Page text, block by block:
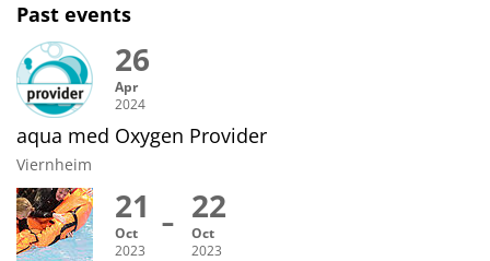
Past events
26
Apr
2024
aqua med Oxygen Provider
Viernheim
21
Oct
2023
22
Oct
2023